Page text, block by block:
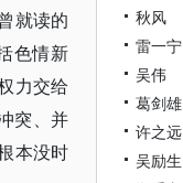
就读的
色情新
力交给
突、并
本没时
秋风
雷一宁
吴伟
葛剑雄
许之远
吴励生